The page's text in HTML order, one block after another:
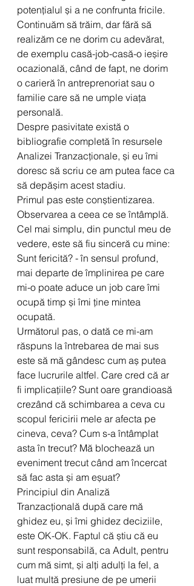
potențialul și a ne confrunta fricile.
Continuăm să trăim, dar fără să
realizăm ce ne dorim cu adevărat,
de exemplu casă-job-casă-o ieșire
ocazională, când de fapt, ne dorim
o carieră în antreprenoriat sau o
familie care să ne umple viața
personală.
Despre pasivitate există o
bibliografie completă în resursele
Analizei Tranzacționale, și eu îmi
doresc să scriu ce am putea face ca
să depășim acest stadiu.
Primul pas este conștientizarea.
Observarea a ceea ce se întâmplă.
Cel mai simplu, din punctul meu de
vedere, este să fiu sinceră cu mine:
Sunt fericită? - în sensul profund,
mai departe de împlinirea pe care
mi-o poate aduce un job care îmi
ocupă timp și îmi ține mintea
ocupată.
Următorul pas, o dată ce mi-am
răspuns la întrebarea de mai sus
este să mă gândesc cum aș putea
face lucrurile altfel. Care cred că ar
fi implicațiile? Sunt oare grandioasă
crezând că schimbarea a ceva cu
scopul fericirii mele ar afecta pe
cineva, ceva? Cum s-a întâmplat
asta în trecut? Mă blochează un
eveniment trecut când am încercat
să fac asta și am eșuat?
Principiul din Analiză
Tranzacțională după care mă
ghidez eu, și îmi ghidez deciziile,
este OK-OK. Faptul că știu că eu
sunt responsabilă, ca Adult, pentru
cum mă simt, și alți adulți la fel, a
luat multă presiune de pe umerii